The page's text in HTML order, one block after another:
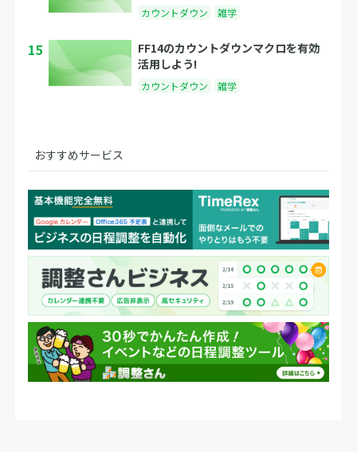
カウントダウン 雑学
15
FF14のカウントダウンマクロを有効
活用しよう!
カウントダウン 雑学
おすすめサービス